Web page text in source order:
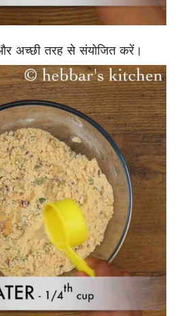
अच्छी तरह से संयोजित करें।